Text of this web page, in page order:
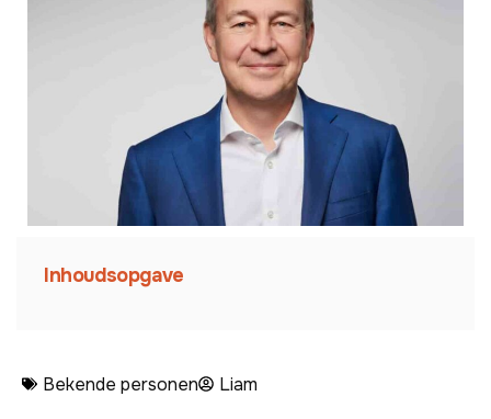
Inhoudsopgave
Bekende personen Liam